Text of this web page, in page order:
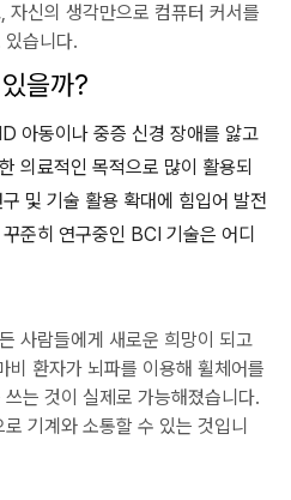
자신의 생각만으로 컴퓨터 커서를
습니다.
을까?
아동이나 중증 신경 장애를 앓고
의료적인 목적으로 많이 활용되
및 기술 활용 확대에 힘입어 발전
준히 연구중인 BCI 기술은 어디
사람들에게 새로운 희망이 되고
비 환자가 뇌파를 이용해 휠체어를
는 것이 실제로 가능해졌습니다.
기계와 소통할 수 있는 것입니